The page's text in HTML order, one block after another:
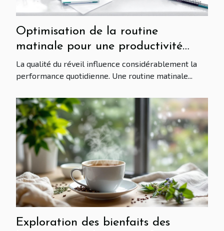
Optimisation de la routine
matinale pour une productivité
maximale - Clés pour démarrer sa
journée avec énergie
La qualité du réveil influence considérablement la
performance quotidienne. Une routine matinale...
Exploration des bienfaits des